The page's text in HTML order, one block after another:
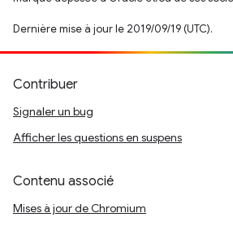
Dernière mise à jour le 2019/09/19 (UTC).
Contribuer
Signaler un bug
Afficher les questions en suspens
Contenu associé
Mises à jour de Chromium